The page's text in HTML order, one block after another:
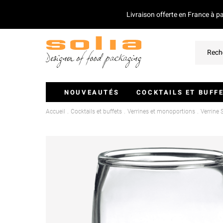
Livraison offerte en France à
NOUVEAUTÉS COCKTAILS ET
Verrines Et Monoportions
Couvercles Pour Plateaux
Accueil Cocktails et buffets Verrines et monoportions Verrine